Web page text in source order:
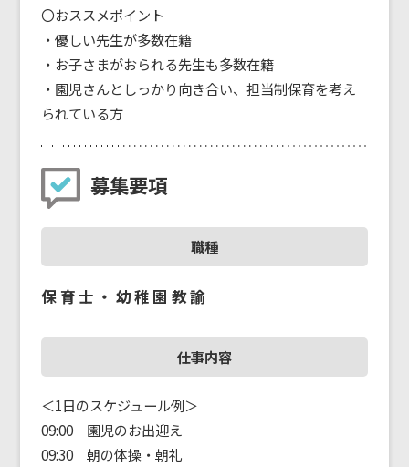
〇おススメポイント
・優しい先生が多数在籍
・お子さまがおられる先生も多数在籍
・園児さんとしっかり向き合い、担当制保育を考え
られている方
募集要項
職種
保育士・幼稚園教諭
仕事内容
＜1日のスケジュール例＞
09:00 園児のお出迎え
09:30 朝の体操・朝礼